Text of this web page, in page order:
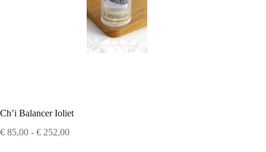
Ch’i Balancer Ioliet
€ 85,00 - € 252,00Prijsklasse: